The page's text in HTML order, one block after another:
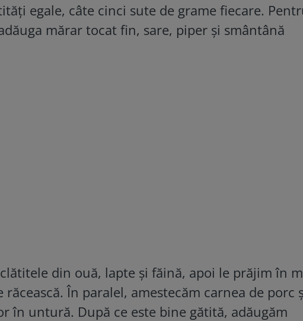
egale, câte cinci sute de grame fiecare.
mărar tocat fin, sare, piper și smântână
din ouă, lapte și făină, apoi le prăjim în
răcească. În paralel, amestecăm carnea de porc
în untură. După ce este bine gătită, adăugăm